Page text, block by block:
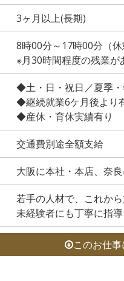
3ヶ月以上(長期)
8時00分～17時00分（休
※月30時間程度の残業が
◆土・日・祝日／夏季
◆継続就業6ケ月後より
◆産休・育休実績有り
交通費別途全額支給
大阪に本社・本店、奈
若手の人材で、これか
未経験者にも丁寧に指導
このお仕